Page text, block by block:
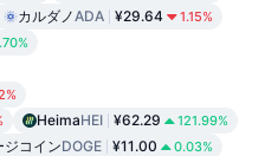
カルダノADA ¥29.64 1.15%
HeimaHEI ¥62.29 121.99%
ジコインDOGE ¥11.00 0.03%